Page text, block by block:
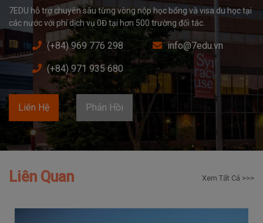
7EDU hỗ trợ chuyên sâu từng vòng nộp học bổng và visa du học tại
các nước với phí dịch vụ 0Đ tại hơn 500 trường đối tác.
(+84) 969 776 298 info@7edu.vn
(+84) 971 935 680
Liên Hệ Phản Hồi
Liên Quan Xem Tất Cả >>>